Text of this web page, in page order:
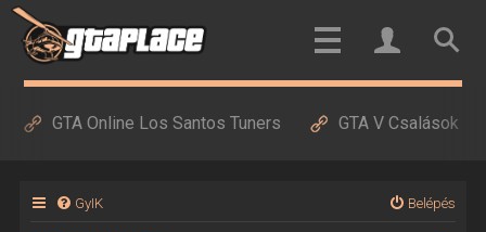
GTA Online Los Santos Tuners GTA V Csalások
GyIK Belépés